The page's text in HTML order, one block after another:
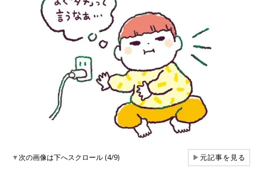
▼次の画像は下へスクロール (4/9) ▶元記事を見る